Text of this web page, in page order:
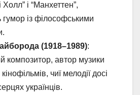
Холл” і “Манхеттен”,
гумор із філософськими
(1918–1989):
композитор, автор музики
чиї мелодії досі
українців.